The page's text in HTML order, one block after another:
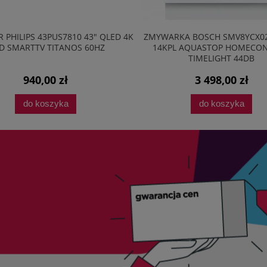
BOSCH SMV8YCX02E 60CM
AQUASTOP HOMECONNECT
3 498,00 zł
do koszyka
ODKURZACZ
ECO VM3041
254,95 zł
do koszyka